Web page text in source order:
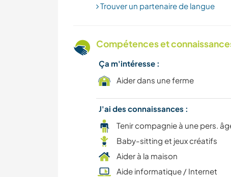
Trouver un partenaire de langue
Compétences et
Ça m'intéresse :
Aider dans une ferme
J'ai des connaissances :
Tenir compagnie à une pers.
Baby-sitting et jeux créatifs
Aider à la maison
Aide informatique / Internet